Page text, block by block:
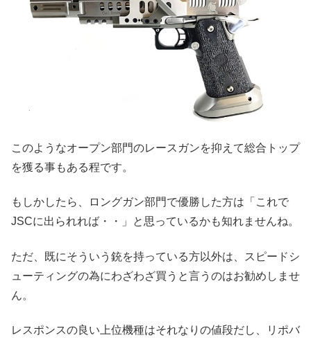
このようなオープン部門のレースガンを抑えて総合トップ
を獲る事もある程です。
もしかしたら、ロングガン部門で優勝した方は「これで
JSCに出られれば・・」と思っているかも知れませんね。
ただ、既にそういう銃を持っている方以外は、スピードシ
ューティングの為にわざわざ買うと言うのはお勧めしませ
ん。
レスポンスの良い上位機種はそれなりの値段だし、リポバ